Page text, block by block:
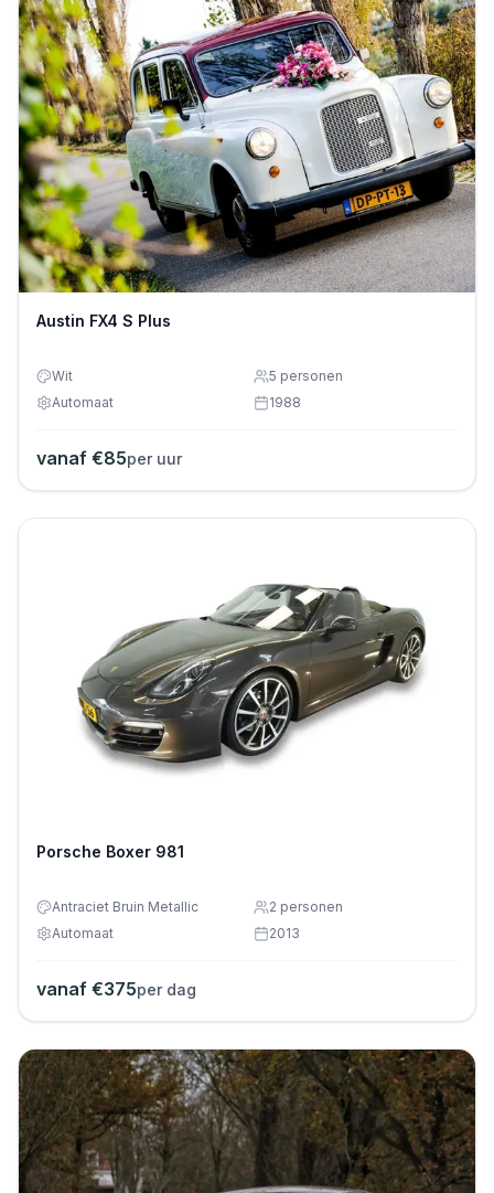
Austin FX4 S Plus
Wit 5 personen
Automaat
1988
vanaf €85per uur
Porsche Boxer 981
Antraciet Bruin Metallic 2 personen
Automaat
2013
vanaf €375per dag